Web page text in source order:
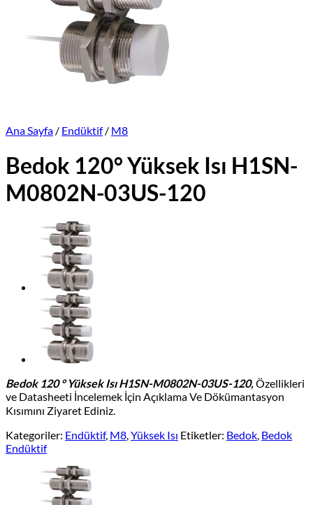
Ana Sayfa / Endüktif / M8
Bedok 120° Yüksek Isı H1SN-
M0802N-03US-120
Bedok 120 ° Yüksek Isı H1SN-M0802N-03US-120,Özellikleri
ve Datasheeti İncelemek İçin Açıklama Ve Dökümantasyon
Kısımını Ziyaret Ediniz.
Kategoriler: Endüktif, M8,Yüksek Isı Etiketler: Bedok, Bedok
Endüktif